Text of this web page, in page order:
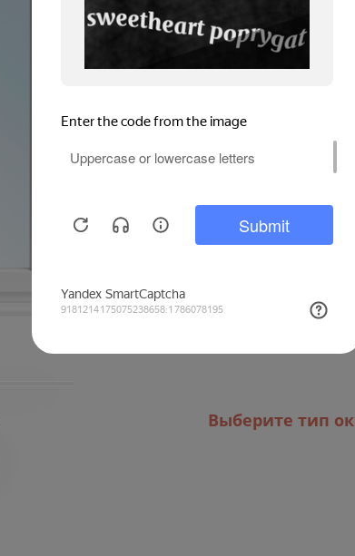
Оконная система
НЕТ ДА
Выберите тип